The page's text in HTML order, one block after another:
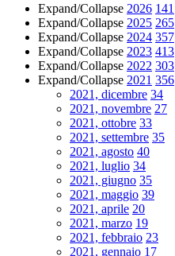
Expand/Collapse 2026 141
Expand/Collapse 2025 265
Expand/Collapse 2024 357
Expand/Collapse 2023 413
Expand/Collapse 2022 303
Expand/Collapse 2021 356
2021, dicembre 34
2021, novembre 27
2021, ottobre 33
2021, settembre 35
2021, agosto 40
2021, luglio 34
2021, giugno 35
2021, maggio 39
2021, aprile 20
2021, marzo 19
2021, febbraio 23
2021, gennaio 17